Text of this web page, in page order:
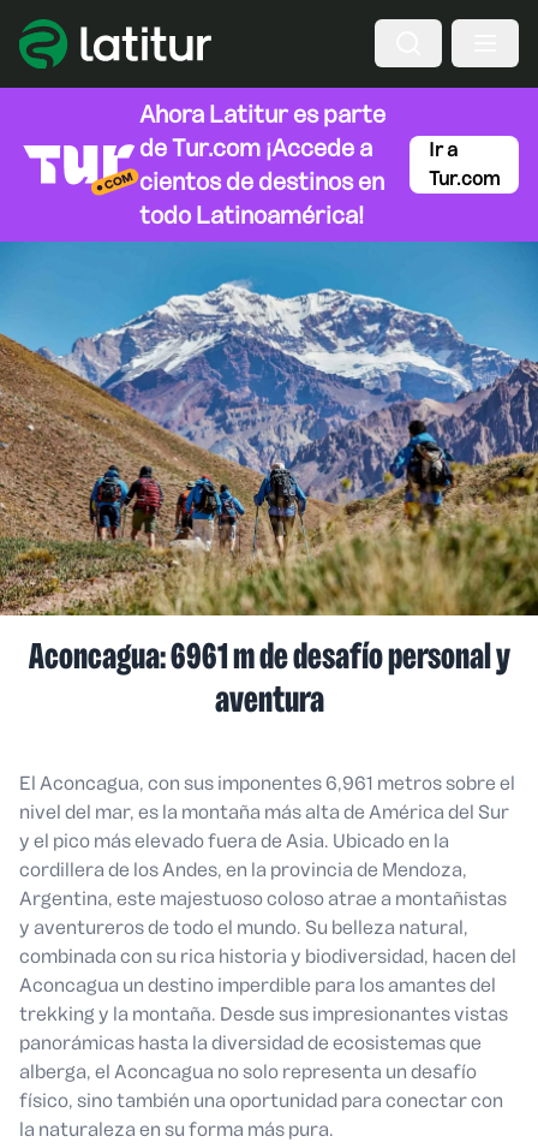
Ahora Latitur es parte
deTur.com ¡Accede a
cientos de destinos en
todo Latinoamérica!
Ir a
Tur.com
Aconcagua: 6961 m de desafío personal y
aventura
El Aconcagua, con sus imponentes 6,961 metros sobre el
nivel del mar, es la montaña más alta de América del Sur
y el pico más elevado fuera de Asia. Ubicado en la
cordillera de los Andes, en la provincia de Mendoza,
Argentina, este majestuoso coloso atrae a montañistas
y aventureros de todo el mundo. Su belleza natural,
combinada con su rica historia y biodiversidad, hacen del
Aconcagua un destino imperdible para los amantes del
trekking y la montaña. Desde sus impresionantes vistas
panorámicas hasta la diversidad de ecosistemas que
alberga, el Aconcagua no solo representa un desafío
físico, sino también una oportunidad para conectar con
la naturaleza en su forma más pura.